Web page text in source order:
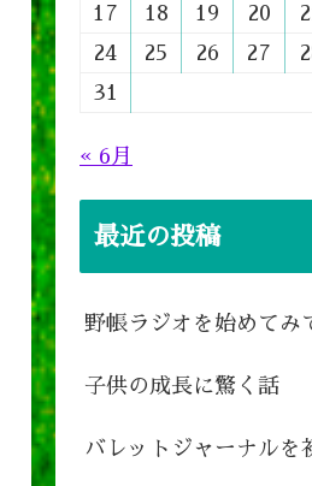
17
18 19 20
24
25 26 27
31
« 6月
最近の投稿
野帳ラジオを始めてみ
子供の成長に驚く話
バレットジャーナルを